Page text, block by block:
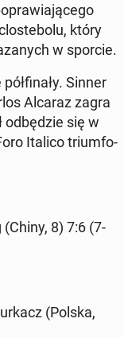
który
w sporcie.
Sinner
Alcaraz zagra
od­bę­dzie się w
Italico trium­fo­
8) 7:6 (7-
(Polska,